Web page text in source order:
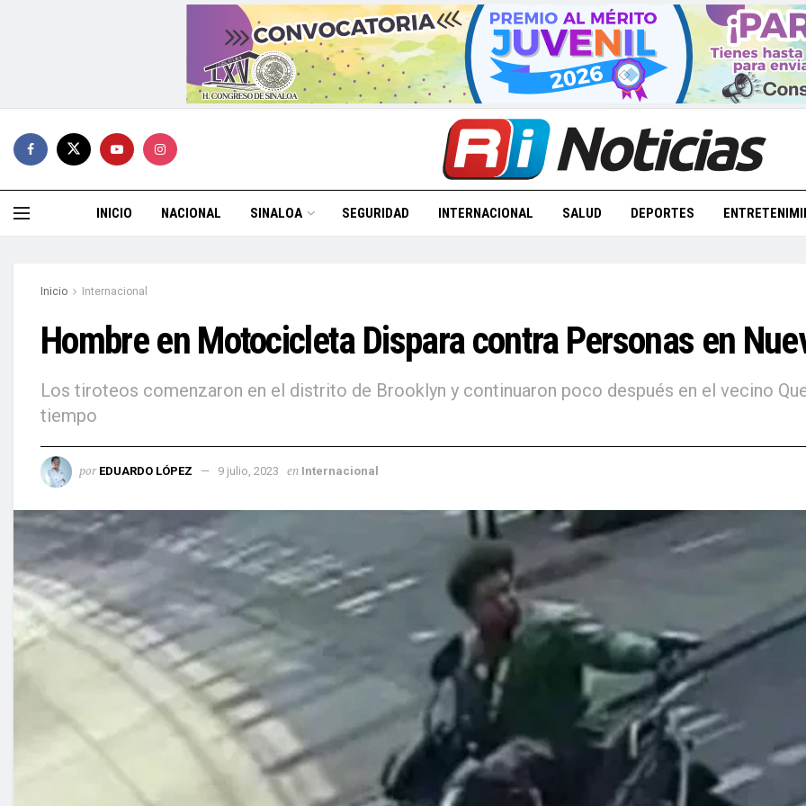
INICIO NACIONAL SINALOA SEGURIDAD INTERNACIONAL SALUD DEPORTES
Inicio Internacional
Hombre en Motocicleta Dispara contra Personas en
Los tiroteos comenzaron en el distrito de Brooklyn y continuaron poco después en el vecino
tiempo
por EDUARDO LÓPEZ 9 julio, 2023 en Internacional